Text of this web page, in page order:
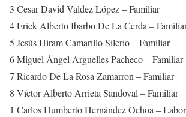
3 Cesar David Valdez López – Familiar
4 Erick Alberto Ibarbo De La Cerda –
5 Jesús Hiram Camarillo Silerio – Familiar
6 Miguel Ángel Arguelles Pacheco – Familiar
7 Ricardo De La Rosa Zamarron – Familiar
8 Víctor Alberto Arrieta Sandoval – Familiar
1 Carlos Humberto Hernández Ochoa –